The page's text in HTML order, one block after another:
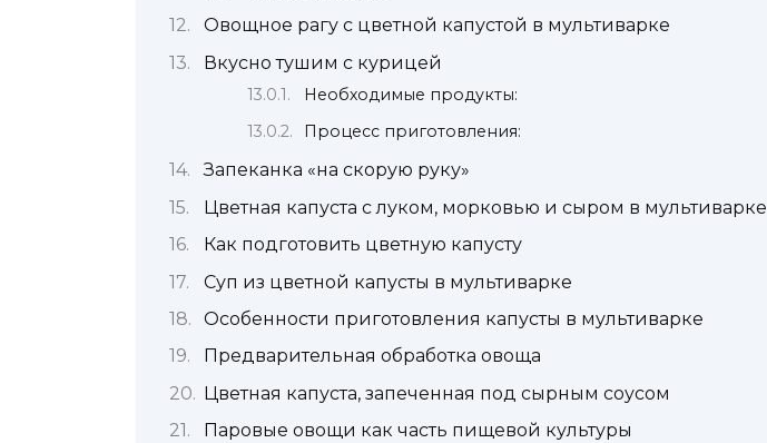
Овощное рагу с цветной капустой в мультиварке
Вкусно тушим с курицей
Необходимые продукты:
Процесс приготовления:
Запеканка «на скорую руку»
Цветная капуста с луком, морковью и сыром в мультиварке
Как подготовить цветную капусту
Суп из цветной капусты в мультиварке
Особенности приготовления капусты в мультиварке
Предварительная обработка овоща
Цветная капуста, запеченная под сырным соусом
Паровые овощи как часть пищевой культуры